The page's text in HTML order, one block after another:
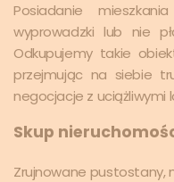
Posiadanie
wyprowadzki lub nie
Odkupujemy takie
przejmując na siebie
negocjacje z uciążliwymi
Skup
Zrujnowane pustostany,